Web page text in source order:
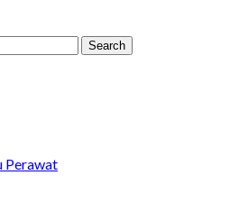
Search
Perawat